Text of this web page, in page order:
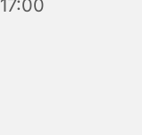
17:00